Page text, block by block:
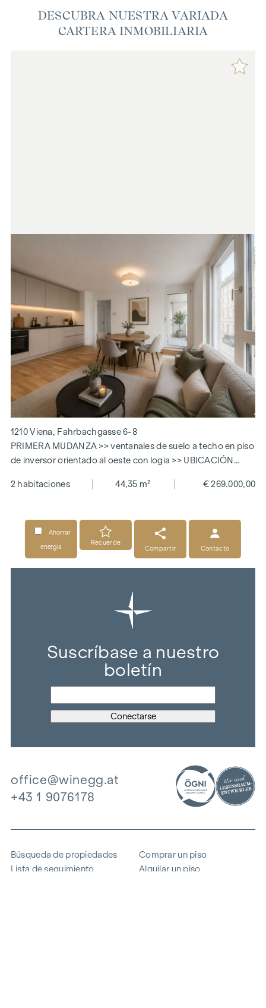
DESCUBRA NUESTRA VARIADA
CARTERA INMOBILIARIA
1210 Viena, Fahrbachgasse 6-8
PRIMERA MUDANZA >> ventanales de suelo a techo en piso
de inversor orientado al oeste con logia >> UBICACIÓN
2 habitaciones
44,35 m² € 269.000,00
Ahorrar
energía
Recuerde
Compartir
Contacto
Suscríbase a nuestro
boletín
office@winegg.at
+43 1 9076178
Búsqueda de propiedades
Lista de seguimiento
Comprar un piso
Alquilar un piso